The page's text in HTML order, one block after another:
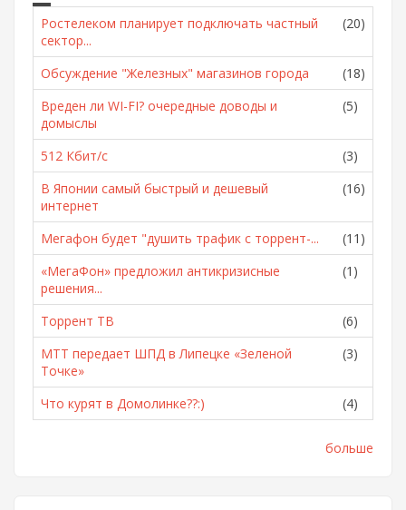
Ростелеком планирует подключать частный
сектор...
(20)
Обсуждение "Железных" магазинов города
(18)
Вреден ли WI-FI? очередные доводы и
домыслы
(5)
512 Кбит/с
(3)
В Японии самый быстрый и дешевый
интернет
(16)
Мегафон будет "душить трафик с торрент-...
(11)
«МегаФон» предложил антикризисные
решения...
(1)
Торрент ТВ
(6)
МТТ передает ШПД в Липецке «Зеленой
Точке»
(3)
Что курят в Домолинке??:) (4)
больше